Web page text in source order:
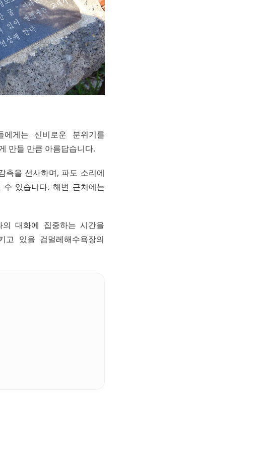
에게는 신비로운 분위기를
만들 만큼 아름답습니다.
촉을 선사하며, 파도 소리에
있습니다. 해변 근처에는
대화에 집중하는 시간을
있을 검멀레해수욕장의